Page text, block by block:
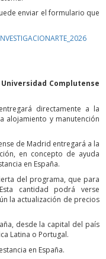
enviar el formulario que
Complutense
directamente a la
alojamiento y manutención
de Madrid entregará a la
en concepto de ayuda
en España.
del programa, que para
cantidad podrá verse
la actualización de precios
desde la capital del país
Latina o Portugal.
en España.